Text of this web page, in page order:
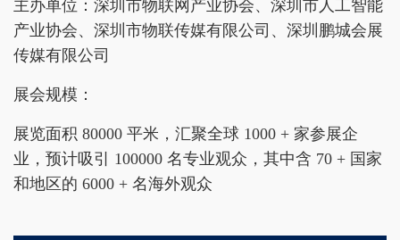
主办单位：深圳市物联网产业协会、深圳市人工智能
产业协会、深圳市物联传媒有限公司、深圳鹏城会展
传媒有限公司
展会规模：
展览面积 80000 平米，汇聚全球 1000 + 家参展企
业，预计吸引 100000 名专业观众，其中含 70 + 国家
和地区的 6000 + 名海外观众